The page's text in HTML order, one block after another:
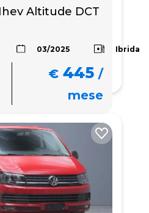
Altitude DCT
03/2025 Ibrida
€ 445 /
mese